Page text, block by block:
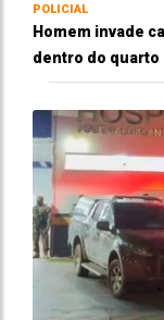
POLICIAL
Homem invade
dentro do quarto